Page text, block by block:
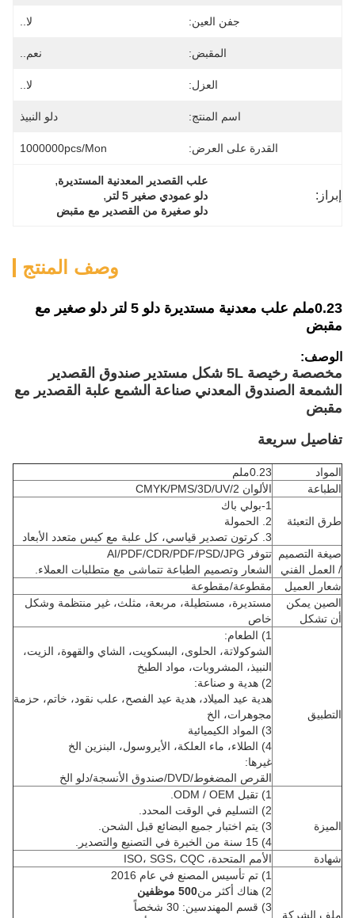
جفن العين: لا..
المقبض: نعم..
العزل: لا..
اسم المنتج: دلو النبيذ
القدرة على العرض: 1000000pcs/mon
إبراز:
علب القصدير المعدنية المستديرة,
دلو عمودي صغير 5 لتر ,
دلو صغيرة من القصدير مع مقبض
وصف المنتج
0.23ملم علب معدنية مستديرة دلو 5 لتر دلو صغير مع
مقبض
الوصف:
مخصصة رخيصة 5L شكل مستدير صندوق القصدير
الشمعة الصندوق المعدني صناعة الشمع علبة القصدير مع
مقبض
تفاصيل سريعة
المواد
0.23ملم
الطباعة
الألوان CMYK/PMS/3D/UV/2
طرق التعبئة
1-بولي باك
2. الحمولة
3. كرتون تصدير قياسي، كل علبة مع كيس متعدد الأبعاد
صيغة التصميم
/ العمل الفني
تتوفر AI/PDF/CDR/PDF/PSD/JPG
الشعار وتصميم الطباعة تتماشى مع متطلبات العملاء.
شعار العميل
مقطوعة/مقطوعة
الصين يمكن
أن تشكل
مستديرة، مستطيلة، مربعة، مثلث، غير منتظمة وشكل
خاص
التطبيق
1) الطعام:
الشوكولاتة، الحلوى، البسكويت، الشاي والقهوة، الزيت،
النبيذ، المشروبات، مواد الطبخ
2) هدية و صناعة:
هدية عيد الميلاد، هدية عيد الفصح، علب نقود، خاتم، حزمة
مجوهرات، الخ
3) المواد الكيميائية
4) الطلاء، ماء العلكة، الأيروسول، البنزين الخ
غيرها:
القرص المضغوط/DVD/صندوق الأنسجة/دلو الخ
الميزة
1) تقبل ODM / OEM.
2) التسليم في الوقت المحدد.
3) يتم اختبار جميع البضائع قبل الشحن.
4) 15 سنة من الخبرة في التصنيع والتصدير.
شهادة
الأمم المتحدة، ISO، SGS، CQC
ملف الشركة
1) تم تأسيس المصنع في عام 2016
2) هناك أكثر من
500 موظفين
3) قسم المهندسين: 30 شخصاً